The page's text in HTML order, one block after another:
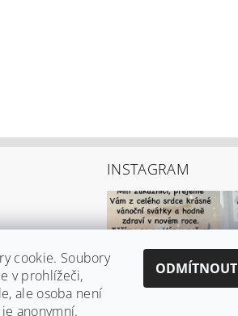
INSTAGRAM
cookie. Soubory
v prohlížeči,
ale osoba není
anonymní.
ODMÍTNOUT